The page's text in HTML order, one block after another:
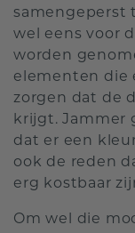
samengeperst
wel eens voor
worden
elementen die
zorgen dat de
krijgt. Jammer
dat er een
ook de reden
erg kostbaar
Om wel die